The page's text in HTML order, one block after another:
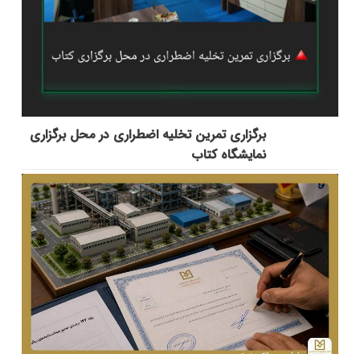
برگزاری تمرین تخلیه اضطراری در محل برگزاری
نمایشگاه کتاب